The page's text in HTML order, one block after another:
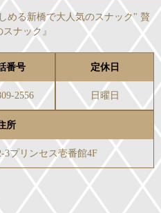
める新橋で大人気のスナック" 贅
ナック』
番号
2556
定休日
日曜日
所
3プリンセス壱番館4F